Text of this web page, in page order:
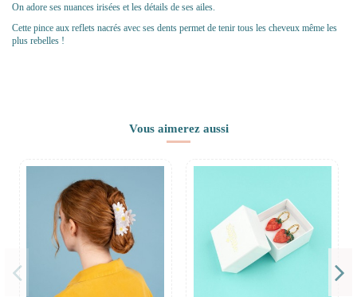
On adore ses nuances irisées et les détails de ses ailes.
Cette pince aux reflets nacrés avec ses dents permet de tenir tous les cheveux même les
plus rebelles !
Vous aimerez aussi